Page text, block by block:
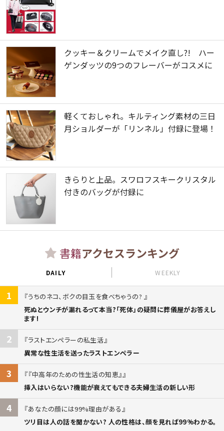
クッキー＆クリームでメイク直し?! ハー
ゲンダッツの9つのフレーバーがコスメに
軽くておしゃれ。キルティング素材の三日
月ショルダーが「リンネル」付録に登場！
きらりと上品。スワロフスキークリスタル
付きのバッグが付録に
書籍アクセスランキング
DAILY WEEKLY
1
うちのネコ、ボクの目玉を食べちゃうの?
死ぬとウンチが漏れるって本当?「死体」の疑問に葬儀屋がお答えし
ます!
2
ラストエンペラーの私生活
異常な性生活を送ったラストエンペラー
3
『中高年のための性生活の知恵』
挿入はいらない?機能が衰えてもできる夫婦生活の新しい形
4
あなたの顔には99%理由がある
ツリ目は人の話を聞かない? 人の性格は、顔を見れば99%わかる。